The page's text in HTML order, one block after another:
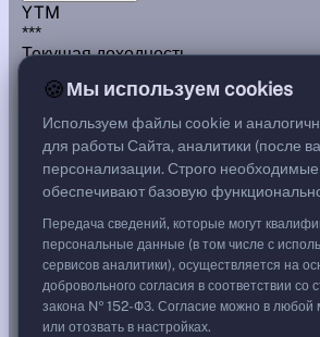
YTM
***
Текущая доходность
G спред
100,29 %
1 002,90 ₽
Срок, лет
0,47
Дюрация, лет
0,46
Рейтинг
AA
Тип
🍪Мы используем cookies
Используем файлы cookie и
для работы Сайта, аналитики (после
персонализации. Строго
обеспечивают базовую
Передача сведений, которые могут
персональные данные (в том числе с
сервисов аналитики), осуществляется на
добровольного согласия в соответствии со
закона № 152-ФЗ. Согласие можно в любой
или отозвать в настройках.